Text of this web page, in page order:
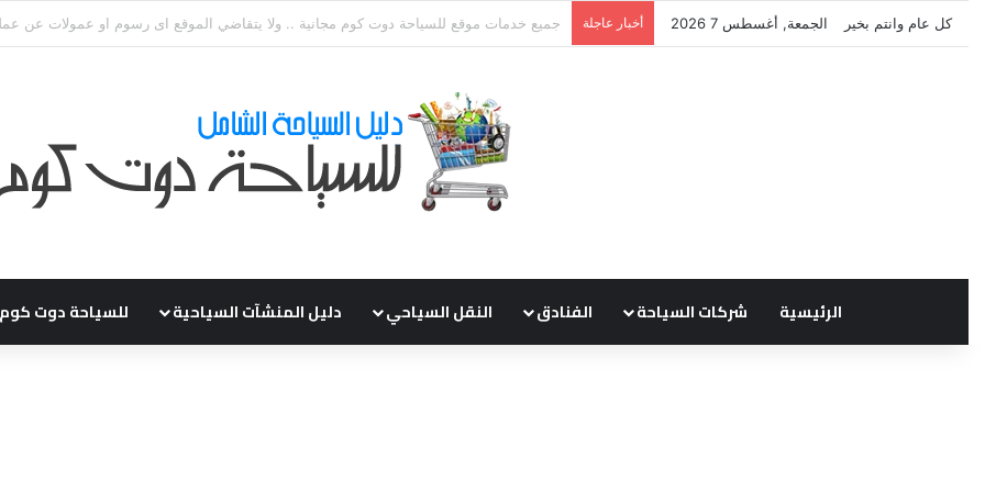
كل عام وانتم بخير الجمعة, أغسطس 7 2026 أخبار عاجلة نتشرف بتلقي طلباتكم و استفسارتكم ... لو عندك سؤال او استفسار ماتدرددش فى طلب
الرئيسية شركات السياحة الفنادق النقل السياحي دليل المنشآت السياحية للسياحة دوت كوم